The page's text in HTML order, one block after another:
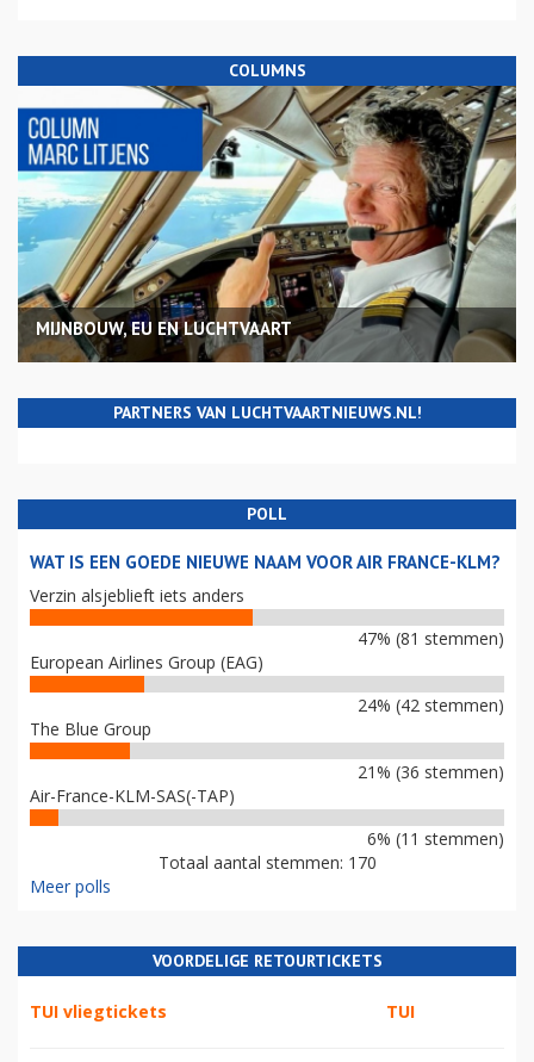
COLUMNS
MIJNBOUW, EU EN LUCHTVAART
PARTNERS VAN LUCHTVAARTNIEUWS.NL!
POLL
WAT IS EEN GOEDE NIEUWE NAAM VOOR AIR FRANCE-KLM?
Verzin alsjeblieft iets anders
47% (81 stemmen)
European Airlines Group (EAG)
24% (42 stemmen)
The Blue Group
21% (36 stemmen)
Air-France-KLM-SAS(-TAP)
6% (11 stemmen)
Totaal aantal stemmen: 170
Meer polls
VOORDELIGE RETOURTICKETS
TUI vliegtickets TUI